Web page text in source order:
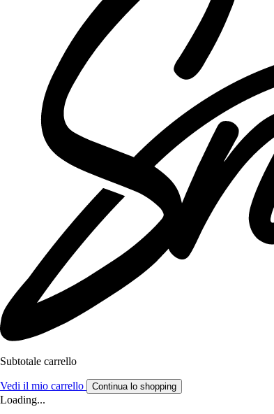
Subtotale carrello
Vedi il mio carrello Continua lo shopping
Loading...